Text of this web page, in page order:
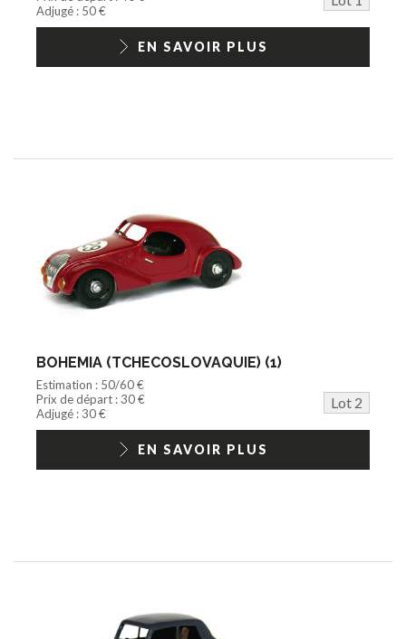
Jouets Fast Food
Trading cards
1/18ème moderne
Adjugé : 50 €
EN SAVOIR PLUS
BOHEMIA (TCHECOSLOVAQUIE) (1)
Estimation : 50/60 €
Prix de départ : 30 €
Lot 2
Adjugé : 30 €
EN SAVOIR PLUS